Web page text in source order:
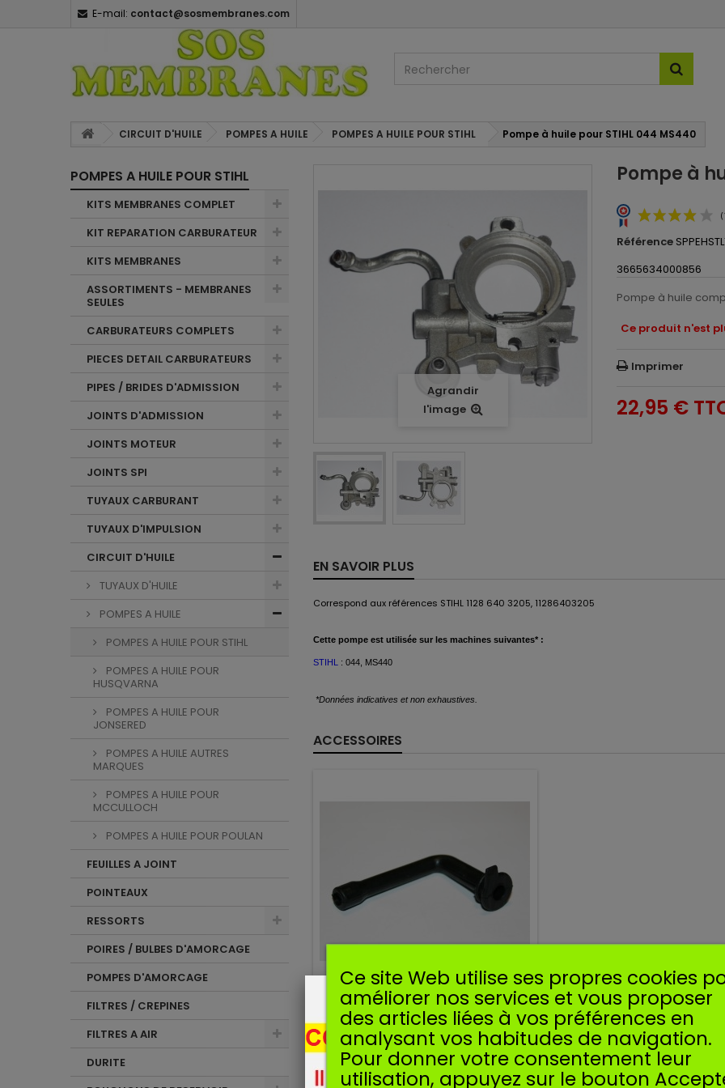
E-mail: contact@sosmembranes.com
CIRCUIT D'HUILE POMPES A HUILE POMPES A HUILE POUR STIHL Pompe à huile pour STIHL 044 MS440
POMPES A HUILE POUR STIHL
KITS MEMBRANES COMPLET
KIT REPARATION CARBURATEUR
KITS MEMBRANES
ASSORTIMENTS - MEMBRANES
SEULES
CARBURATEURS COMPLETS
PIECES DETAIL CARBURATEURS
PIPES / BRIDES D'ADMISSION
JOINTS D'ADMISSION
JOINTS MOTEUR
JOINTS SPI
TUYAUX CARBURANT
TUYAUX D'IMPULSION
CIRCUIT D'HUILE
TUYAUX D'HUILE
POMPES A HUILE
POMPES A HUILE POUR STIHL
POMPES A HUILE POUR
HUSQVARNA
POMPES A HUILE POUR
JONSERED
POMPES A HUILE AUTRES
MARQUES
POMPES A HUILE POUR
MCCULLOCH
POMPES A HUILE POUR POULAN
FEUILLES A JOINT
POINTEAUX
RESSORTS
POIRES / BULBES D'AMORCAGE
POMPES D'AMORCAGE
FILTRES / CREPINES
FILTRES A AIR
DURITE
Agrandir
l'image
Pompe à
Référence
3665634000856
Pompe à huile
Ce produit n'est
Imprimer
22,95 €
EN SAVOIR PLUS
Correspond aux références STIHL 1128 640 3205, 11286403205
Cette pompe est utilisée sur les machines suivantes* :
STIHL : 044, MS440
*Données indicatives et non exhaustives.
ACCESSOIRES
RéférenceSTUYH1122
Manufacturer:SOSMEMBRANES
TUYAU D'HUILE POUR STIHL 024 026
034 036 044 046 066 MS240
MS260 MS340 MS360 MS361 MS440
Ce site Web utilise ses propres cookies
améliorer nos services et vous proposer
des articles liées à vos préférences en
analysant vos habitudes de navigation.
Pour donner votre consentement leur
utilisation, appuyez sur le bouton